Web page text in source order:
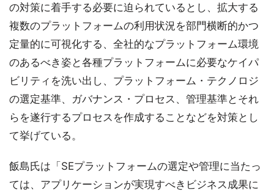
の対策に着手する必要に迫られているとし、拡大する
複数のプラットフォームの利用状況を部門横断的かつ
定量的に可視化する、全社的なプラットフォーム環境
のあるべき姿と各種プラットフォームに必要なケイパ
ビリティを洗い出し、プラットフォーム・テクノロジ
の選定基準、ガバナンス・プロセス、管理基準とそれ
らを遂行するプロセスを作成することなどを対策とし
て挙げている。
飯島氏は「SEプラットフォームの選定や管理に当たっ
ては、アプリケーションが実現すべきビジネス成果に